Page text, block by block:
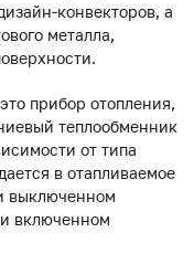
конвекторов, а
металла,
прибор отопления,
теплообменник
от типа
в отапливаемое
выключенном
включенном